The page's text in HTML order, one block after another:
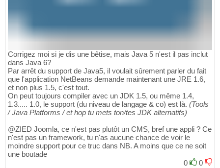
Corrigez moi si je dis une bêtise, mais Java 5 n'est il pas inclut
dans Java 6?
Par arrêt du support de Java5, il voulait sûrement parler du fait
que l'application NetBeans demande maintenant une JRE 1.6,
et non plus 1.5, c'est tout.
On peut toujours compiler avec un JDK 1.5, ou même 1.4,
1.3..... 1.0, le support (du niveau de langage & co) est là. (Tools
/ Java Platforms / et hop tu mets ton/tes JDK alternatifs)
@ZIED Joomla, ce n'est pas plutôt un CMS, bref une appli ? Ce
n'est pas un framework, tu n'as aucune chance de voir le
moindre support pour ce truc dans NB. A moins que ce ne soit
une boutade
0
0